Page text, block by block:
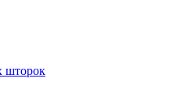
шторок